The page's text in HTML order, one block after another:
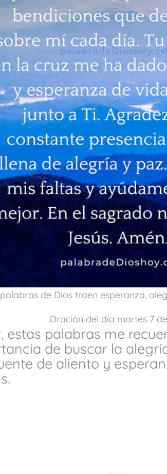
de Dios traen esperanza,
Oración del día martes 7
estas palabras me
de buscar la
de aliento y